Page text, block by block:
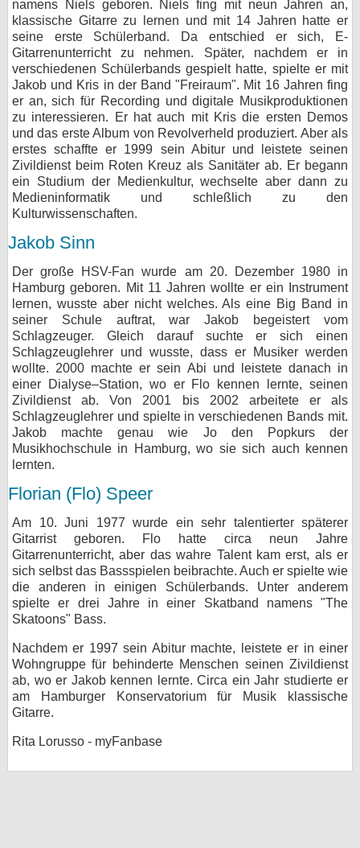
namens Niels geboren. Niels fing mit neun Jahren an,
klassische Gitarre zu lernen und mit 14 Jahren hatte er
seine erste Schülerband. Da entschied er sich, E-
Gitarrenunterricht zu nehmen. Später, nachdem er in
verschiedenen Schülerbands gespielt hatte, spielte er mit
Jakob und Kris in der Band "Freiraum". Mit 16 Jahren fing
er an, sich für Recording und digitale Musikproduktionen
zu interessieren. Er hat auch mit Kris die ersten Demos
und das erste Album von Revolverheld produziert. Aber als
erstes schaffte er 1999 sein Abitur und leistete seinen
Zivildienst beim Roten Kreuz als Sanitäter ab. Er begann
ein Studium der Medienkultur, wechselte aber dann zu
Medieninformatik und schleßlich zu den
Kulturwissenschaften.
Jakob Sinn
Der große HSV-Fan wurde am 20. Dezember 1980 in
Hamburg geboren. Mit 11 Jahren wollte er ein Instrument
lernen, wusste aber nicht welches. Als eine Big Band in
seiner Schule auftrat, war Jakob begeistert vom
Schlagzeuger. Gleich darauf suchte er sich einen
Schlagzeuglehrer und wusste, dass er Musiker werden
wollte. 2000 machte er sein Abi und leistete danach in
einer Dialyse–Station, wo er Flo kennen lernte, seinen
Zivildienst ab. Von 2001 bis 2002 arbeitete er als
Schlagzeuglehrer und spielte in verschiedenen Bands mit.
Jakob machte genau wie Jo den Popkurs der
Musikhochschule in Hamburg, wo sie sich auch kennen
lernten.
Florian (Flo) Speer
Am 10. Juni 1977 wurde ein sehr talentierter späterer
Gitarrist geboren. Flo hatte circa neun Jahre
Gitarrenunterricht, aber das wahre Talent kam erst, als er
sich selbst das Bassspielen beibrachte. Auch er spielte wie
die anderen in einigen Schülerbands. Unter anderem
spielte er drei Jahre in einer Skatband namens "The
Skatoons" Bass.
Nachdem er 1997 sein Abitur machte, leistete er in einer
Wohngruppe für behinderte Menschen seinen Zivildienst
ab, wo er Jakob kennen lernte. Circa ein Jahr studierte er
am Hamburger Konservatorium für Musik klassische
Gitarre.
Rita Lorusso - myFanbase